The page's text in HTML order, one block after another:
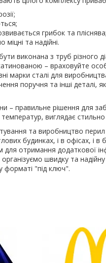
грибок та пліснява;
та надійні.
виконана з труб різного
– враховуйте
марки сталі для
поручня та інші деталі,
– правильне рішення для
виглядає стильно
та виробництво
будинках, і в офісах, і
отримання додаткової
швидку та
форматі "під ключ".